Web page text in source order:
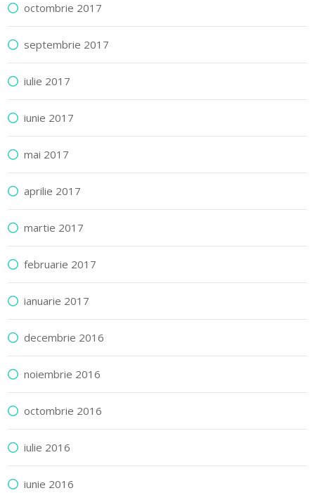
octombrie 2017
septembrie 2017
iulie 2017
iunie 2017
mai 2017
aprilie 2017
martie 2017
februarie 2017
ianuarie 2017
decembrie 2016
noiembrie 2016
octombrie 2016
iulie 2016
iunie 2016